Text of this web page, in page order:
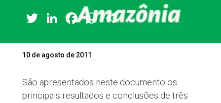
Twitter
LinkedIn
Facebook
WhatsApp
Share
10 de agosto de 2011
São apresentados neste documento os
principais resultados e conclusões de três